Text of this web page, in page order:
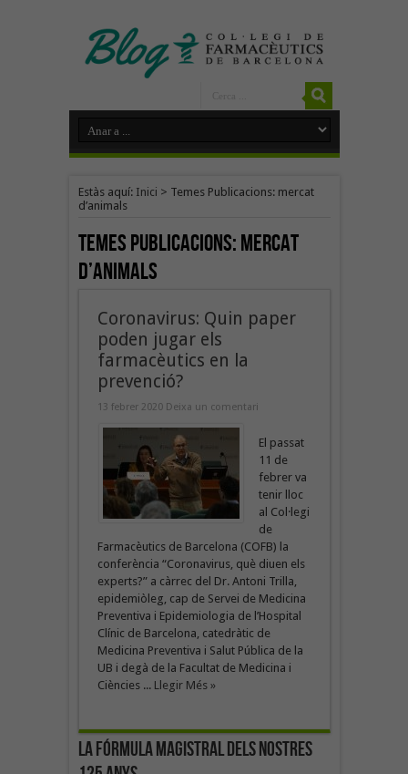
Estàs aquí: Inici > Temes Publicacions: mercat
d’animals
Temes Publicacions:mercat
d’animals
Coronavirus: Quin paper
poden jugar els
farmacèutics en la
prevenció?
13 febrer 2020 Deixa un comentari
El passat
11 de
febrer va
tenir lloc
al Col·legi
de
Farmacèutics de Barcelona (COFB) la
conferència “Coronavirus, què diuen els
experts?” a càrrec del Dr. Antoni Trilla,
epidemiòleg, cap de Servei de Medicina
Preventiva i Epidemiologia de l’Hospital
Clínic de Barcelona, catedràtic de
Medicina Preventiva i Salut Pública de la
UB i degà de la Facultat de Medicina i
Ciències ... Llegir Més »
La fórmula magistral dels nostres